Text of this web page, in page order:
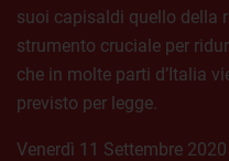
suoi capisaldi quello della
strumento cruciale per
che in molte parti d’Italia
previsto per legge.
venerdì 11 Settembre 2020